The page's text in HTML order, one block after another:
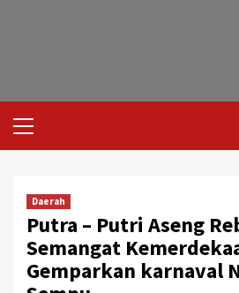
Daerah
Putra – Putri Aseng
Semangat
Gemparkan karnaval